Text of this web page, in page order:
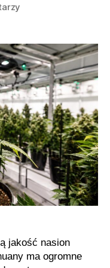
kontrola
jakości
nasion
marihuany
jakość nasion
ma ogromne